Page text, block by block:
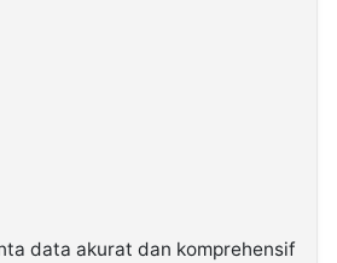
data akurat dan komprehensif